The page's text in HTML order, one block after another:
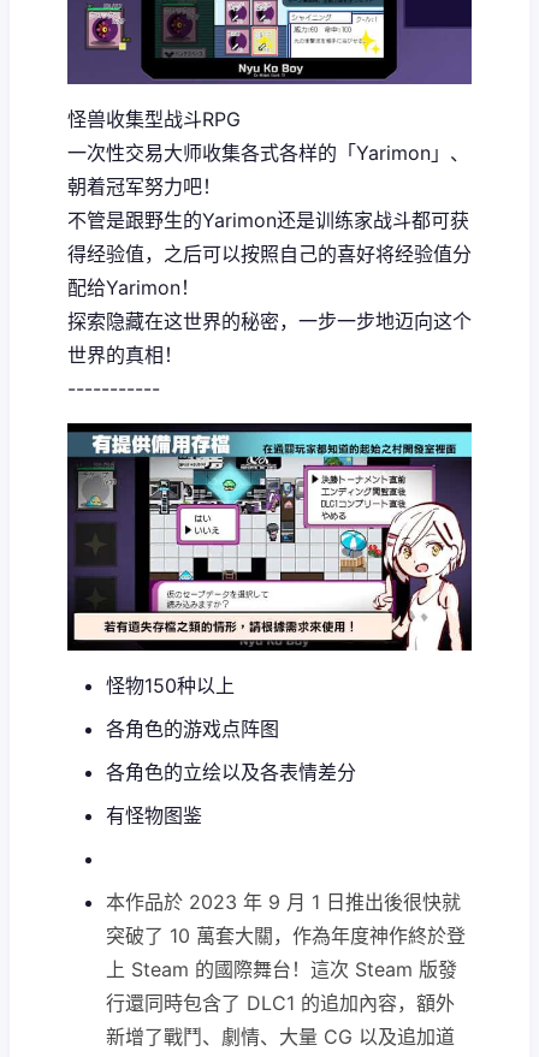
怪兽收集型战斗RPG
一次性交易大师收集各式各样的「Yarimon」、
朝着冠军努力吧！
不管是跟野生的Yarimon还是训练家战斗都可获
得经验值，之后可以按照自己的喜好将经验值分
配给Yarimon！
探索隐藏在这世界的秘密，一步一步地迈向这个
世界的真相！
-----------
怪物150种以上
各角色的游戏点阵图
各角色的立绘以及各表情差分
有怪物图鉴
本作品於 2023 年 9 月 1 日推出後很快就
突破了 10 萬套大關，作為年度神作終於登
上 Steam 的國際舞台！這次 Steam 版發
行還同時包含了 DLC1 的追加內容，額外
新增了戰鬥、劇情、大量 CG 以及追加道